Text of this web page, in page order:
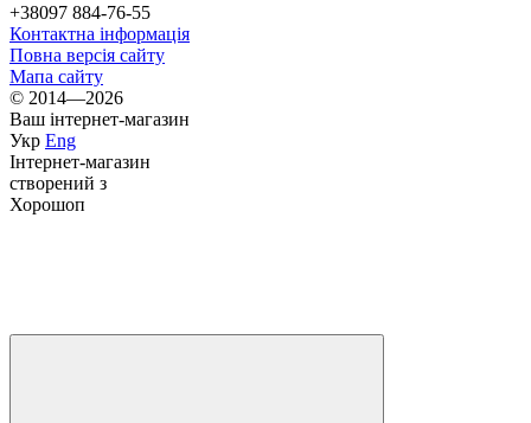
+38097 884-76-55
Контактна інформація
Повна версія сайту
Мапа сайту
© 2014—2026
Ваш інтернет-магазин
Укр Eng
Інтернет-магазин
створений з
Хорошоп